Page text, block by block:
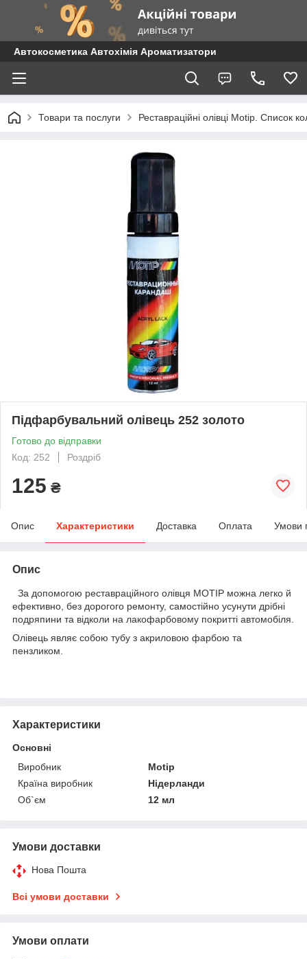
Автокосметика Автохімія Ароматизатори
Товари та послуги Реставраційні олівці Motip. Список
Підфарбувальний олівець 252 золото
Готово до відправки
Код: 252
Роздріб
125 ₴
Опис Характеристики Доставка Оплата Умови
Опис
За допомогою реставраційного олівця MOTIP можна легко й
ефективно, без дорогого ремонту, самостійно усунути дрібні
подряпини та відколи на лакофарбовому покритті автомобіля.
Олівець являє собою тубу з акриловою фарбою та
пензликом.
Характеристики
Основні
Виробник
Motip
Країна виробник
Нідерланди
Об`єм
12 мл
Умови доставки
Нова Пошта
Всі умови доставки
Умови оплати